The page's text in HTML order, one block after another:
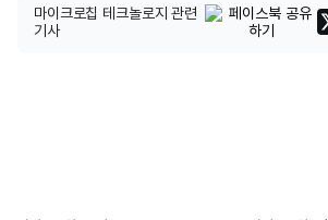
마이크로칩 테크놀로지 관련
기사